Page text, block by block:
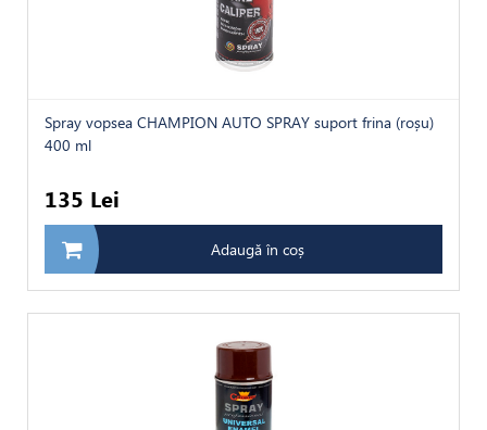
Spray vopsea CHAMPION AUTO SPRAY suport frina (roșu)
400 ml
135 Lei
Adaugă în coș